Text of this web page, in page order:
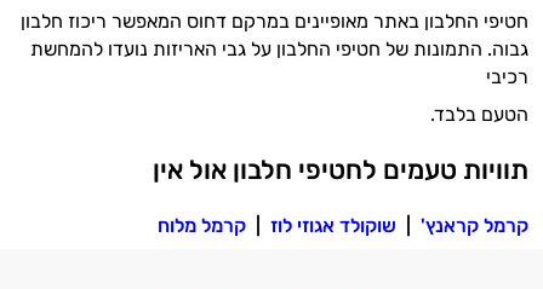
הנמכרים
ביותר
חטיפי החלבון באתר מאופיינים במרקם דחוס המאפשר ריכוז חלבון
גבוה. התמונות של חטיפי החלבון על גבי האריזות נועדו להמחשת
רכיבי
הטעם בלבד.
תוויות טעמים לחטיפי חלבון אול אין
קרמל קראנץ' שוקולד אגוזי לוז קרמל מלוח